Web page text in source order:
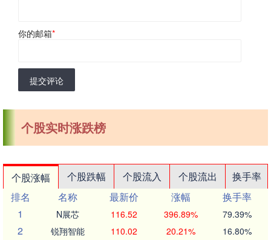
你的邮箱*
提交评论
个股实时涨跌榜
个股涨幅 个股跌幅 个股流入 个股流出
换手率
排名
名称 最新价 涨幅
换手率
1
N展芯 116.52 396.89% 79.39%
2 锐翔智能 110.02 20.21% 16.80%